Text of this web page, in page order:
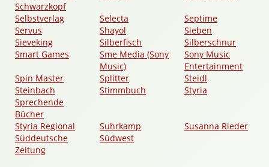
Schwarzkopf
Selbstverlag Selecta
Septime
Servus
Shayol
Sieben
Sieveking
Silberfisch
Silberschnur
Smart Games
Sme Media (Sony
Music)
Sony Music
Entertainment
Spin Master
Splitter
Steidl
Steinbach
Sprechende
Bücher
Stimmbuch Styria
Styria Regional Suhrkamp
Susanna Rieder
Süddeutsche
Zeitung
Südwest